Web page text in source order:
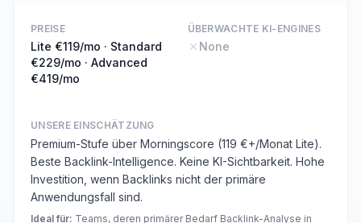
PREISE
Lite €119/mo · Standard
€229/mo · Advanced
€419/mo
ÜBERWACHTE KI-ENGINES
None
UNSERE EINSCHÄTZUNG
Premium-Stufe über Morningscore (119 €+/Monat Lite).
Beste Backlink-Intelligence. Keine KI-Sichtbarkeit. Hohe
Investition, wenn Backlinks nicht der primäre
Anwendungsfall sind.
Ideal für: Teams, deren primärer Bedarf Backlink-Analyse in